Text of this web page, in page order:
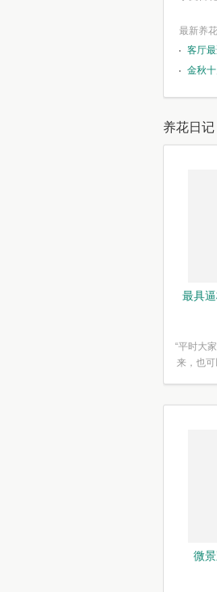
最新养
客厅
金秋
养花日记
最具
木
“平时大
来，也
微